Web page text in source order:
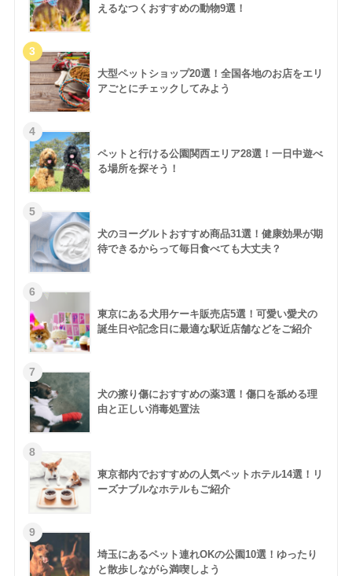
えるなつくおすすめの動物9選！
大型ペットショップ20選！全国各地のお店をエリ
アごとにチェックしてみよう
ペットと行ける公園関西エリア28選！一日中遊べ
る場所を探そう！
犬のヨーグルトおすすめ商品31選！健康効果が期
待できるからって毎日食べても大丈夫？
東京にある犬用ケーキ販売店5選！可愛い愛犬の
誕生日や記念日に最適な駅近店舗などをご紹介
犬の擦り傷におすすめの薬3選！傷口を舐める理
由と正しい消毒処置法
東京都内でおすすめの人気ペットホテル14選！リ
ーズナブルなホテルもご紹介
埼玉にあるペット連れOKの公園10選！ゆったり
と散歩しながら満喫しよう